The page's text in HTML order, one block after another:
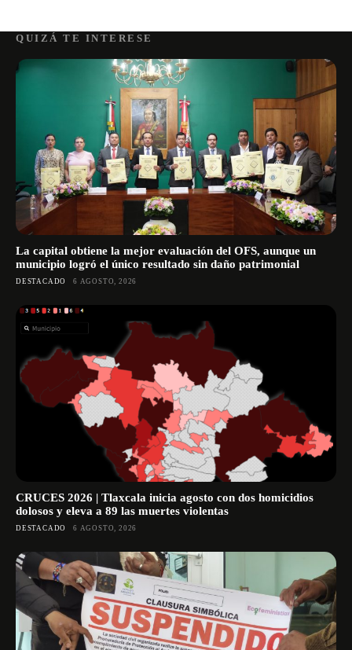
QUIZÁ TE INTERESE
La capital obtiene la mejor evaluación del OFS, aunque un
municipio logró el único resultado sin daño patrimonial
DESTACADO 6 AGOSTO, 2026
CRUCES 2026 | Tlaxcala inicia agosto con dos homicidios
dolosos y eleva a 89 las muertes violentas
DESTACADO 6 AGOSTO, 2026